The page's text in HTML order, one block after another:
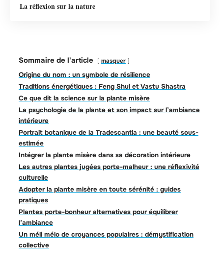
La réflexion sur la nature
Sommaire de l'article masquer
Origine du nom : un symbole de résilience
Traditions énergétiques : Feng Shui et Vastu Shastra
Ce que dit la science sur la plante misère
La psychologie de la plante et son impact sur l’ambiance
intérieure
Portrait botanique de la Tradescantia : une beauté sous-
estimée
Intégrer la plante misère dans sa décoration intérieure
Les autres plantes jugées porte-malheur : une réflexivité
culturelle
Adopter la plante misère en toute sérénité : guides
pratiques
Plantes porte-bonheur alternatives pour équilibrer
l’ambiance
Un méli mélo de croyances populaires : démystification
collective